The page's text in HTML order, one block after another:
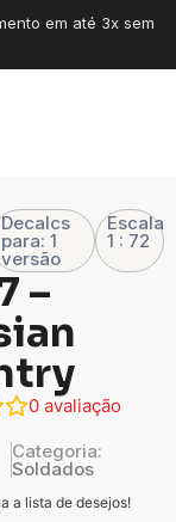
em até 3x sem
Decalcs
para: 1
versão
Escala
1 : 72
–
0 avaliação
Categoria:
Soldados
a lista de desejos!